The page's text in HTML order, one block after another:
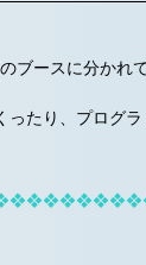
ブースに分かれ
たり、プログ